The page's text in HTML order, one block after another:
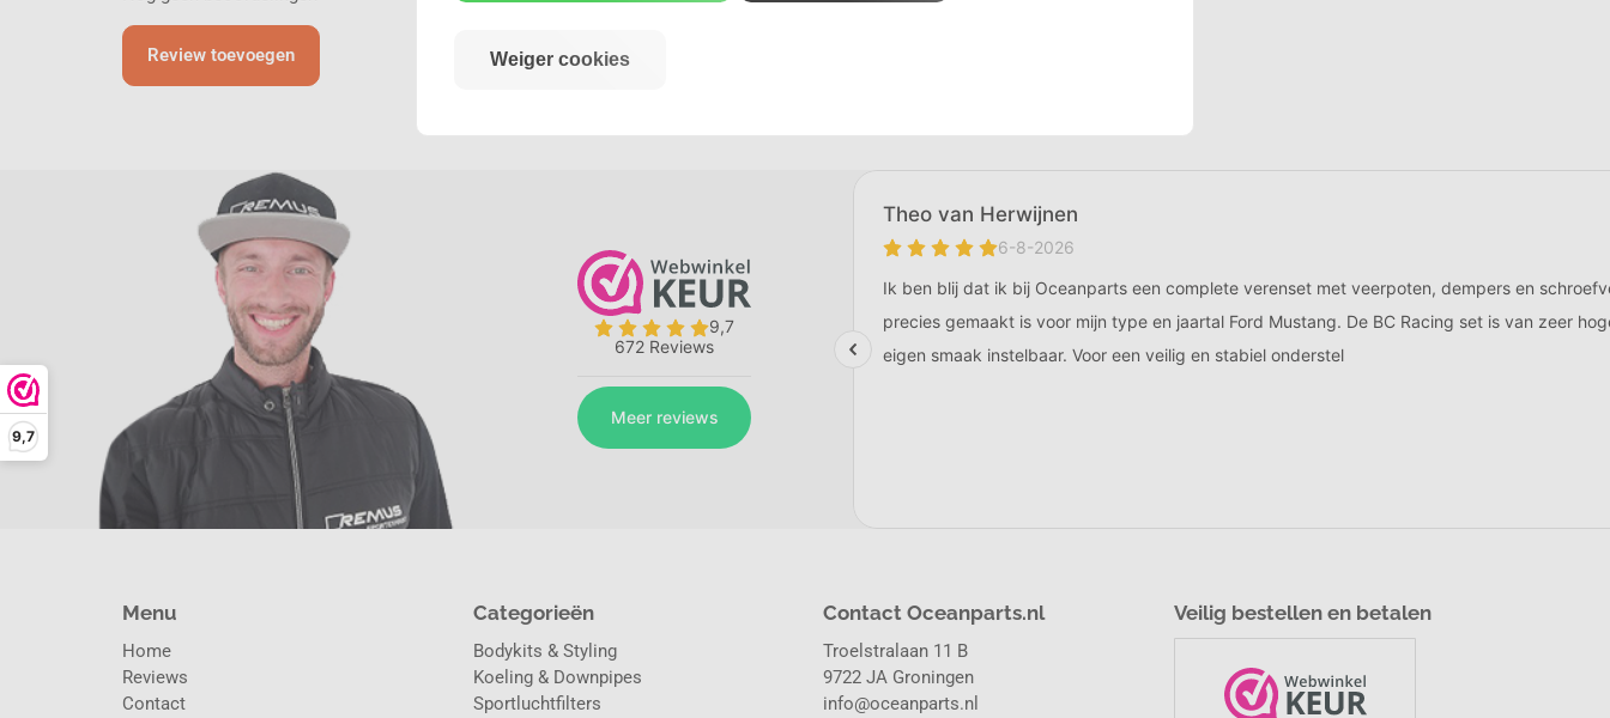
9,7
Review toevoegen
Klanten geven ons een 9,7
Categorieën
Bodykits & Styling
Koeling & Downpipes
Sportluchtfilters
Menu
Home
Reviews
Contact
Contact Oceanparts.nl
Troelstralaan 11 B
9722 JA Groningen
info@oceanparts.nl
Veilig bestellen en betalen
Weiger cookies